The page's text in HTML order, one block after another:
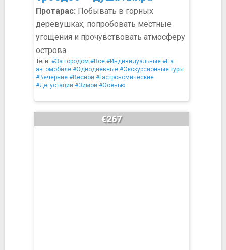
Протарас: Побывать в горных
деревушках, попробовать местные
угощения и прочувствовать атмосферу
острова
Теги: #За городом #Все #Индивидуальные #На
автомобиле #Однодневные #Экскурсионные туры
#Вечерние #Весной #Гастрономические
#Дегустации #Зимой #Осенью
€267